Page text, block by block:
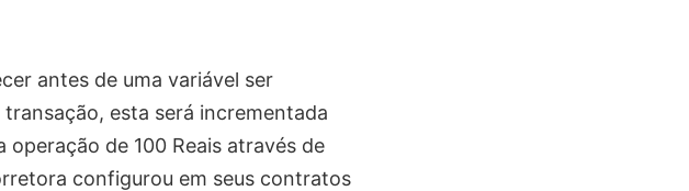
antes de uma variável ser
esta será incrementada
de 100 Reais através de
configurou em seus contratos